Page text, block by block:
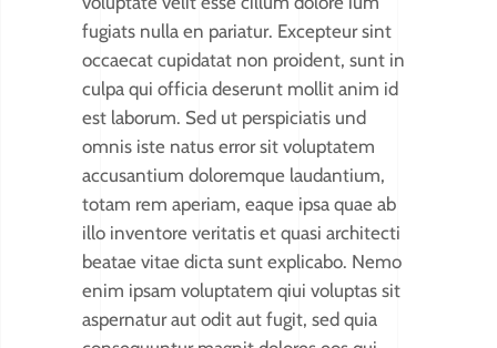
fugiats nulla en pariatur. Excepteur sint
occaecat cupidatat non proident, sunt in
culpa qui officia deserunt mollit anim id
est laborum. Sed ut perspiciatis und
omnis iste natus error sit voluptatem
accusantium doloremque laudantium,
totam rem aperiam, eaque ipsa quae ab
illo inventore veritatis et quasi architecti
beatae vitae dicta sunt explicabo. Nemo
enim ipsam voluptatem qiui voluptas sit
aspernatur aut odit aut fugit, sed quia